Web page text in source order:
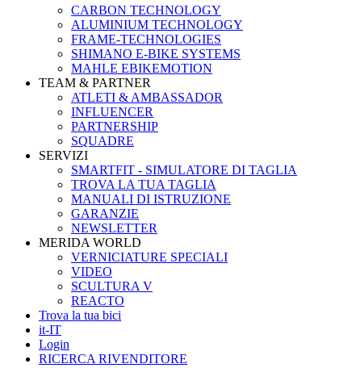
CARBON TECHNOLOGY
ALUMINIUM TECHNOLOGY
FRAME-TECHNOLOGIES
SHIMANO E-BIKE SYSTEMS
MAHLE EBIKEMOTION
TEAM & PARTNER
ATLETI & AMBASSADOR
INFLUENCER
PARTNERSHIP
SQUADRE
SERVIZI
SMARTFIT - SIMULATORE DI TAGLIA
TROVA LA TUA TAGLIA
MANUALI DI ISTRUZIONE
GARANZIE
NEWSLETTER
MERIDA WORLD
VERNICIATURE SPECIALI
VIDEO
SCULTURA V
REACTO
Trova la tua bici
it-IT
Login
RICERCA RIVENDITORE